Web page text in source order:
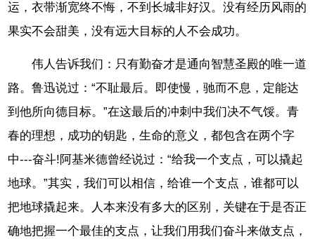
运，衣带渐宽终不悔，不到长城非好汉。没有经历风雨的
果实不会甜美，没有远大目标的人不会成功。
伟人告诉我们：只有勤奋才是通向智慧圣殿的唯一道
路。鲁迅说过：“不耻最后。即使慢，驰而不息，定能达
到他所向德目标。”在这最后的冲刺中我们决不气馁。青
春的理想，成功的钥匙，生命的意义，都包含在两个字
中---奋斗!阿基米德曾经说过：“给我一个支点，可以撬起
地球。”其实，我们可以相信，给谁一个支点，谁都可以
把地球撬起来。人本来没有多大的区别，关键在于是否正
确地把握一个最佳的支点，让我们用我们奋斗来做支点，